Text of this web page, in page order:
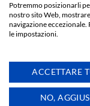
CHI
Potremmo posizionarli
nostro sito Web,
navigazione
le impostazioni.
ACCETTARE
NO,